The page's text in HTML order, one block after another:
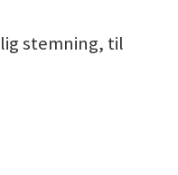
stemning, til